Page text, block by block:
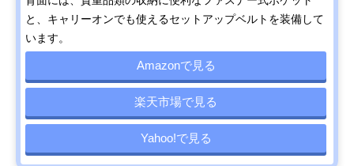
と、キャリーオンでも使えるセットアップベルトを装備して
います。
Amazonで見る
楽天市場で見る
Yahoo!で見る